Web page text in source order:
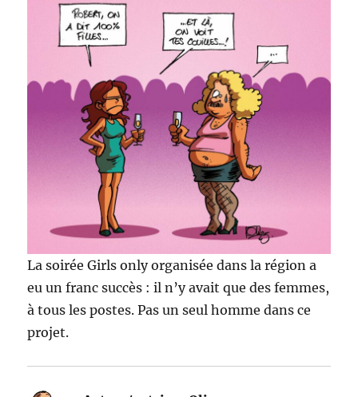
La soirée Girls only organisée dans la région a
eu un franc succès : il n’y avait que des femmes,
à tous les postes. Pas un seul homme dans ce
projet.